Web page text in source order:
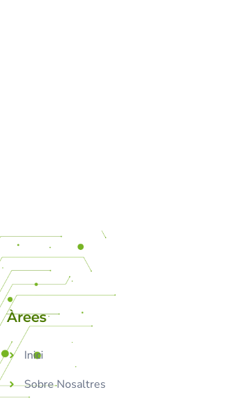
Àrees
Inici
Sobre Nosaltres